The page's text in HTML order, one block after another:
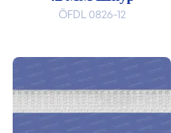
ÖFDL 0826-12